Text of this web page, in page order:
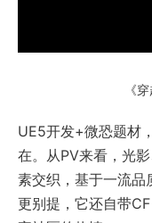
《
UE5开发+微恐题材
在。从PV来看，光
素交织，基于一流品
更别提，它还自带